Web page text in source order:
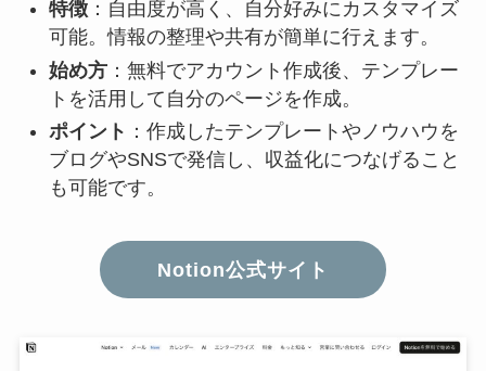
特徴：自由度が高く、自分好みにカスタマイズ
可能。情報の整理や共有が簡単に行えます。
始め方：無料でアカウント作成後、テンプレー
トを活用して自分のページを作成。
ポイント ：作成したテンプレートやノウハウを
ブログやSNSで発信し、収益化につなげること
も可能です。
Notion公式サイト